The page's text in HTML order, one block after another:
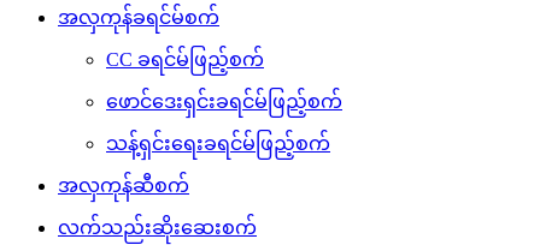
အလှကုန်ခရင်မ်စက်
CC ခရင်မ်ဖြည့်စက်
ဖောင်ဒေးရှင်းခရင်မ်ဖြည့်စက်
သန့်ရှင်းရေးခရင်မ်ဖြည့်စက်
အလှကုန်ဆီစက်
လက်သည်းဆိုးဆေးစက်